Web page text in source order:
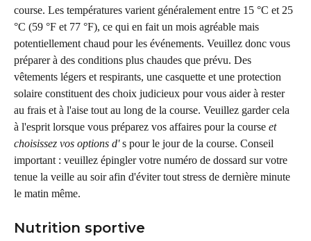
course. Les températures varient généralement entre 15 °C et 25
°C (59 °F et 77 °F), ce qui en fait un mois agréable mais
potentiellement chaud pour les événements. Veuillez donc vous
préparer à des conditions plus chaudes que prévu. Des
vêtements légers et respirants, une casquette et une protection
solaire constituent des choix judicieux pour vous aider à rester
au frais et à l'aise tout au long de la course. Veuillez garder cela
à l'esprit lorsque vous préparez vos affaires pour la course et
choisissez vos options d' s pour le jour de la course. Conseil
important : veuillez épingler votre numéro de dossard sur votre
tenue la veille au soir afin d'éviter tout stress de dernière minute
le matin même.
Nutrition sportive